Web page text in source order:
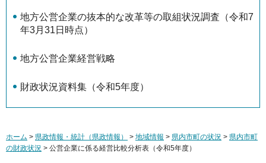
地方公営企業の抜本的な改革等の取組状況調査（令和7
年3月31日時点）
地方公営企業経営戦略
財政状況資料集（令和5年度）
ホーム > 県政情報・統計（県政情報） > 地域情報 > 県内市町の状況 > 県内市町
の財政状況 > 公営企業に係る経営比較分析表（令和5年度）